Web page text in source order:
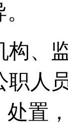
监
职人
置